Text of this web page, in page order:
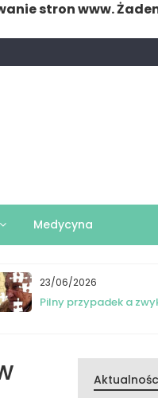
stron www.
Medycyna
23/06/2026
Pilny przypadek a